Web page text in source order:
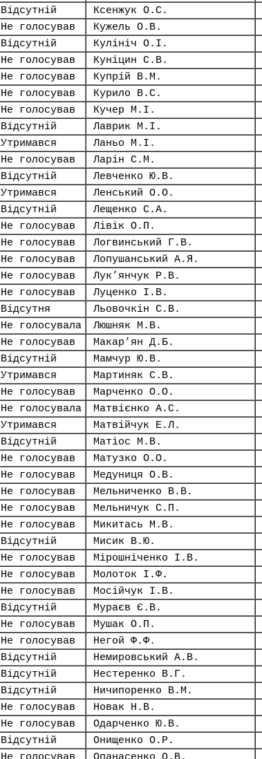
Відсутній Ксенжук О.С.
Не голосував Кужель О.В.
Відсутній Кулініч О.І.
Не голосував Куніцин С.В.
Не голосував Купрій В.М.
Не голосував Курило В.С.
Не голосував Кучер М.І.
Відсутній Лаврик М.І.
Утримався Ланьо М.І.
Не голосував Ларін С.М.
Відсутній Левченко Ю.В.
Утримався Ленський О.О.
Відсутній Лещенко С.А.
Не голосував Лівік О.П.
Не голосував Логвинський Г.В.
Не голосував Лопушанський А.Я.
Не голосував Лук’янчук Р.В.
Не голосував Луценко І.В.
Відсутня Льовочкін С.В.
Не голосувала Люшняк М.В.
Не голосував Макар’ян Д.Б.
Відсутній Мамчур Ю.В.
Утримався Мартиняк С.В.
Не голосував Марченко О.О.
Не голосувала Матвієнко А.С.
Утримався Матвійчук Е.Л.
Відсутній Матіос М.В.
Не голосував Матузко О.О.
Не голосував Медуниця О.В.
Не голосував Мельниченко В.В.
Не голосував Мельничук С.П.
Не голосував Микитась М.В.
Відсутній Мисик В.Ю.
Не голосував Мірошніченко І.В.
Не голосував Молоток І.Ф.
Не голосував Мосійчук І.В.
Відсутній Мураєв Є.В.
Не голосував Мушак О.П.
Не голосував Негой Ф.Ф.
Відсутній Немировський А.В.
Відсутній Нестеренко В.Г.
Відсутній Ничипоренко В.М.
Не голосував Новак Н.В.
Не голосував Одарченко Ю.В.
Відсутній Онищенко О.Р.